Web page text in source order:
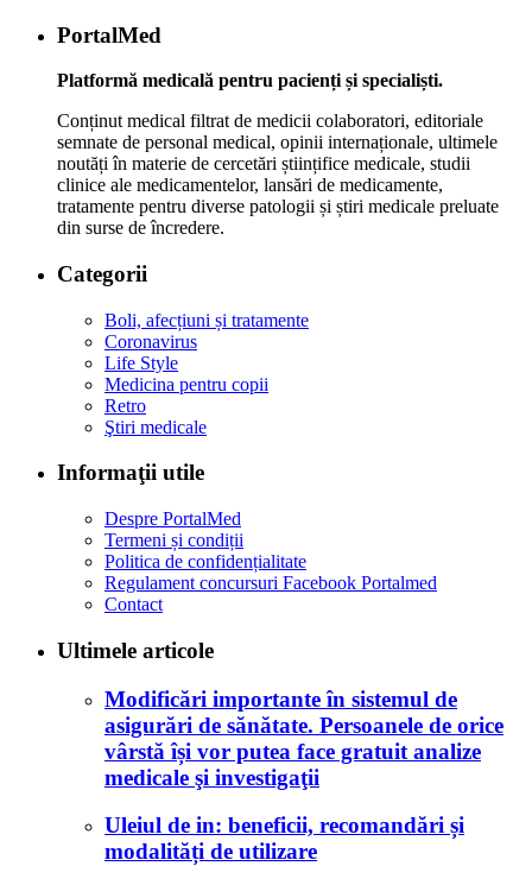
PortalMed
Platformă medicală pentru pacienți și specialiști.
Conținut medical filtrat de medicii colaboratori, editoriale
semnate de personal medical, opinii internaționale, ultimele
noutăți în materie de cercetări științifice medicale, studii
clinice ale medicamentelor, lansări de medicamente,
tratamente pentru diverse patologii și știri medicale preluate
din surse de încredere.
Categorii
Boli, afecțiuni și tratamente
Coronavirus
Life Style
Medicina pentru copii
Retro
Ştiri medicale
Informaţii utile
Despre PortalMed
Termeni și condiții
Politica de confidențialitate
Regulament concursuri Facebook Portalmed
Contact
Ultimele articole
Modificări importante în sistemul de
asigurări de sănătate. Persoanele de orice
vârstă își vor putea face gratuit analize
medicale şi investigaţii
Uleiul de in: beneficii, recomandări și
modalități de utilizare